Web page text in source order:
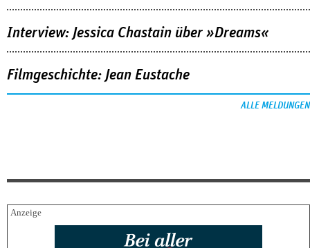
Interview: Jessica Chastain über »Dreams«
Filmgeschichte: Jean Eustache
ALLE MELDUNGEN